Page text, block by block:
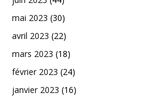
mai 2023 (30)
avril 2023 (22)
mars 2023 (18)
février 2023 (24)
janvier 2023 (16)